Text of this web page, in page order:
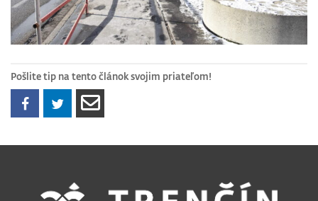
Pošlite tip na tento článok svojim priateľom!